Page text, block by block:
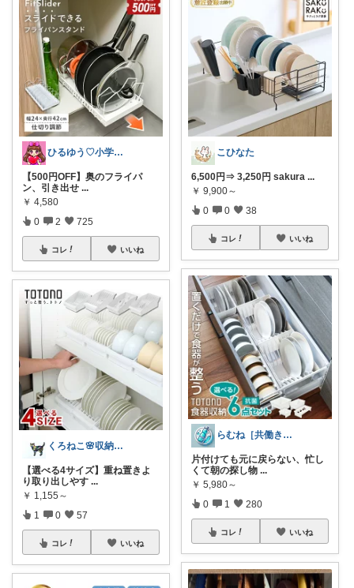
ひるゆう♡小学生2児ママ
【500円OFF】奥のフライパ
ン、引き出せ ...
￥ 4,580
0 2 725
コレ いいね
くろねこ🌸収納＆キッチン整理
【選べる4サイズ】重ね置きよ
り取り出しやす ...
￥ 1,155～
1 0 57
コレ いいね
こひなた
6,500円⇒ 3,250円 sakura ...
￥ 9,900～
0 0 38
コレ いいね
らむね［共働き時短家電ナビ］
片付けても元に戻らない、忙し
くて朝の探し物 ...
￥ 5,980～
0 1 280
コレ いいね